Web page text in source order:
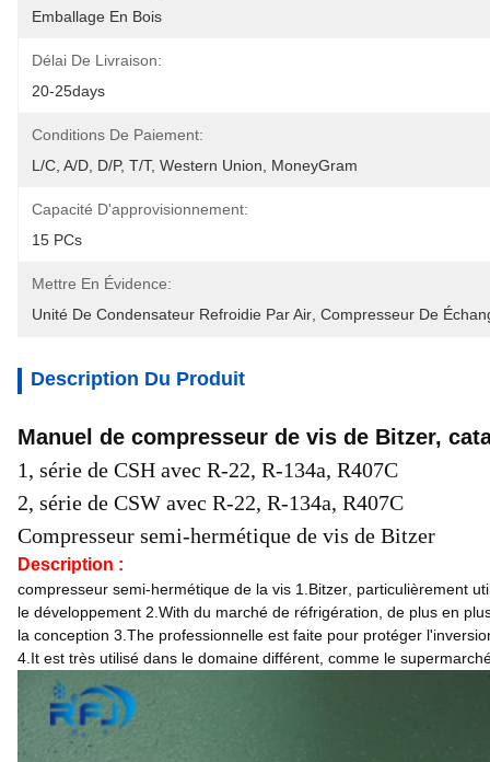
Emballage En Bois
Délai De Livraison:
20-25days
Conditions De Paiement:
L/C, A/D, D/P, T/T, Western Union, MoneyGram
Capacité D'approvisionnement:
15 PCs
Mettre En Évidence:
Unité De Condensateur Refroidie Par Air Compresseur De
Description Du Produit
Manuel de compresseur de vis de Bitzer,
1, série de CSH avec R-22, R-134a, R407C
2, série de CSW avec R-22, R-134a, R407C
Compresseur semi-hermétique de vis de Bitzer
Description :
compresseur semi-hermétique de la vis 1.Bitzer , particulièrement
le développement 2.With du marché de réfrigération, de plus en
la conception 3.The professionnelle est faite pour protéger
4.It est très utilisé dans le domaine différent, comme le